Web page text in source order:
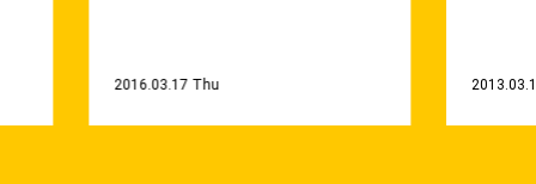
2016.03.17 Thu